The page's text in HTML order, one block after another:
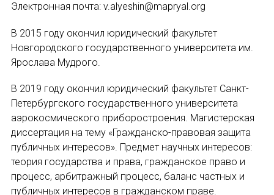
Мероприятия МАПРЯЛ на 2026 год
50 лет МАПРЯЛ
Архив мероприятий
НОВОСТИ
КОНГРЕССЫ
XIII КОНГРЕСС МАПРЯЛ
XIV КОНГРЕСС МАПРЯЛ
Электронная почта: v.alyeshin@mapryal.org
В 2015 году окончил юридический факультет
Новгородского государственного университета им.
Ярослава Мудрого.
В 2019 году окончил юридический факультет Санкт-
Петербургского государственного университета
аэрокосмического приборостроения. Магистерская
диссертация на тему «Гражданско-правовая защита
публичных интересов». Предмет научных интересов:
теория государства и права, гражданское право и
процесс, арбитражный процесс, баланс частных и
публичных интересов в гражданском праве.
E-MAIL
СООБЩЕНИЕ
E-MAIL